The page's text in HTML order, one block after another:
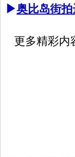
▶奥比岛街
更多精彩内